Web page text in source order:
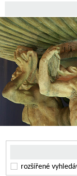
rozšířené